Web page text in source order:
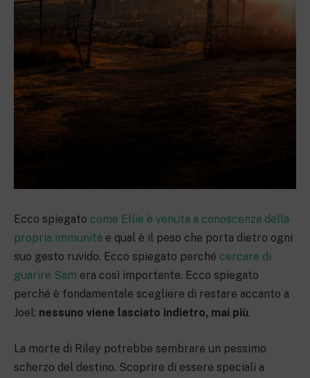
Ecco spiegato come Ellie è venuta a conoscenza della
propria immunità e qual è il peso che porta dietro ogni
suo gesto ruvido. Ecco spiegato perché cercare di
guarire Sam era così importante. Ecco spiegato
perché è fondamentale scegliere di restare accanto a
Joel: nessuno viene lasciato indietro, mai più.
La morte di Riley potrebbe sembrare un pessimo
scherzo del destino. Scoprire di essere speciali a